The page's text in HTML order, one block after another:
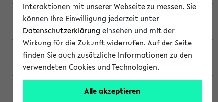
Anglistik: British and American Studies / B.A.
(Einschreibung bis SoSe 2015)
Anglistik: British and American Studies / B.A.
(Einschreibung bis SoSe 2013)
Anglistik: British and American Studies / Ba
(Einschreibung bis SoSe 2011)
Interaktionen mit unserer Webseite zu messen. Sie
können Ihre Einwilligung jederzeit unter
Datenschutzerklärung einsehen und mit der
Wirkung für die Zukunft widerrufen. Auf der Seite
finden Sie auch zusätzliche Informationen zu den
verwendeten Cookies und Technologien.
Alle akzeptieren